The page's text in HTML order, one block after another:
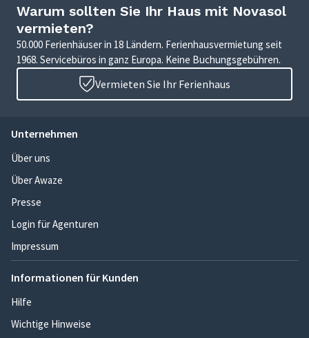
Warum sollten Sie Ihr Haus mit Novasol
vermieten?
50.000 Ferienhäuser in 18 Ländern. Ferienhausvermietung seit
1968. Servicebüros in ganz Europa. Keine Buchungsgebühren.
Vermieten Sie Ihr Ferienhaus
Unternehmen
Über uns
Über Awaze
Presse
Login für Agenturen
Impressum
Informationen für Kunden
Hilfe
Wichtige Hinweise